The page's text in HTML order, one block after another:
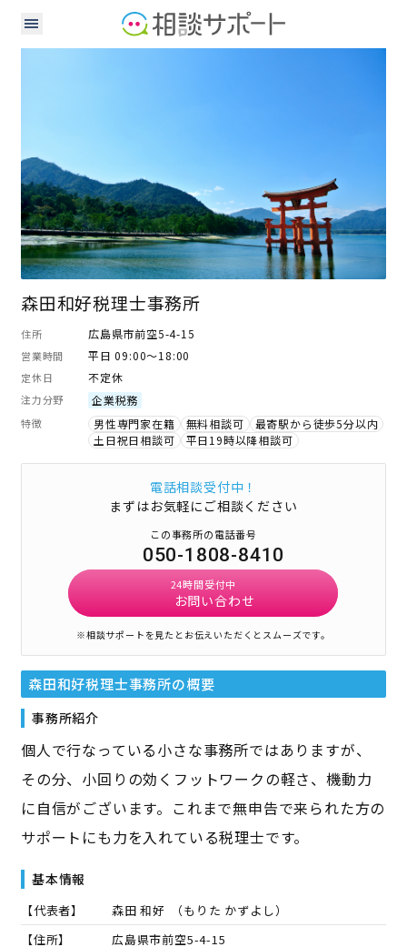
森田和好税理士事務所
住所 広島県市前空5-4-15
営業時間 平日 09:00～18:00
定休日 不定休
注力分野 企業税務
特徴 男性専門家在籍 無料相談可
最寄駅から徒歩5分以内
土日祝日相談可
平日19時以降相談可
電話相談受付中！
まずはお気軽にご相談ください
この事務所の電話番号
050-1808-8410
24時間受付中
お問い合わせ
※相談サポートを見たとお伝えいただくとスムーズです。
森田和好税理士事務所の概要
事務所紹介
個人で行なっている小さな事務所ではありますが、
その分、小回りの効くフットワークの軽さ、機動力
に自信がございます。これまで無申告で来られた方の
サポートにも力を入れている税理士です。
基本情報
【代表者】 森田 和好 （もりた かずよし）
【住所】
広島県市前空5-4-15